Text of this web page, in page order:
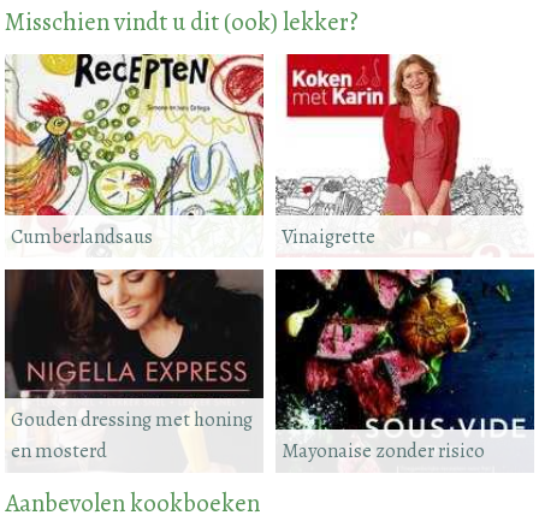
Misschien vindt u dit (ook) lekker?
Vinaigrette
Cumberlandsaus
Mayonaise zonder risico
Gouden dressing met honing
en mosterd
Aanbevolen kookboeken